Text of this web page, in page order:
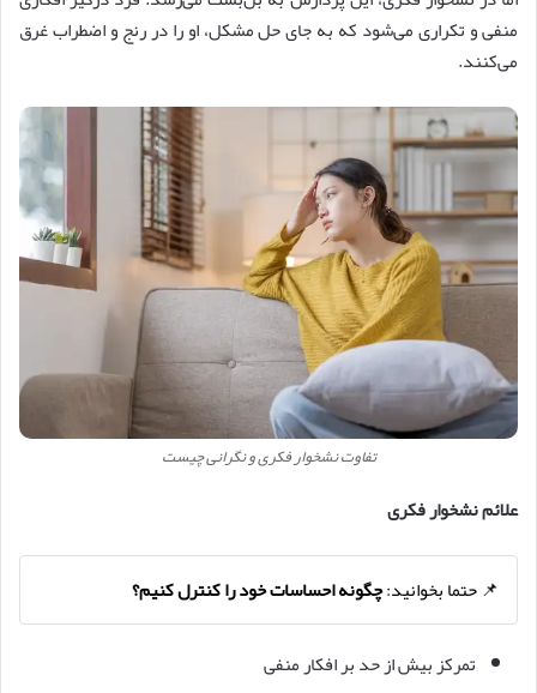
منفی و تکراری می‌شود که به جای حل مشکل، او را در رنج و اضطراب غرق
می‌کنند.
تفاوت نشخوار فکری و نگرانی چیست
علائم نشخوار فکری
📌 حتما بخوانید:چگونه احساسات خود را کنترل کنیم؟
تمرکز بیش از حد بر افکار منفی